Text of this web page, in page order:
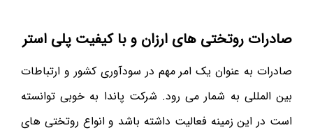
صادرات روتختی های ارزان و با کیفیت پلی استر
صادرات به عنوان یک امر مهم در سودآوری کشور و ارتباطات
بین المللی به شمار می رود. شرکت پاندا به خوبی توانسته
است در این زمینه فعالیت داشته باشد و انواع روتختی های